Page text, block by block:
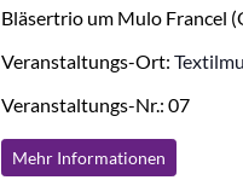
Bläsertrio um Mulo Francel
Veranstaltungs-Ort:
Veranstaltungs-Nr.: 07
Mehr Informationen